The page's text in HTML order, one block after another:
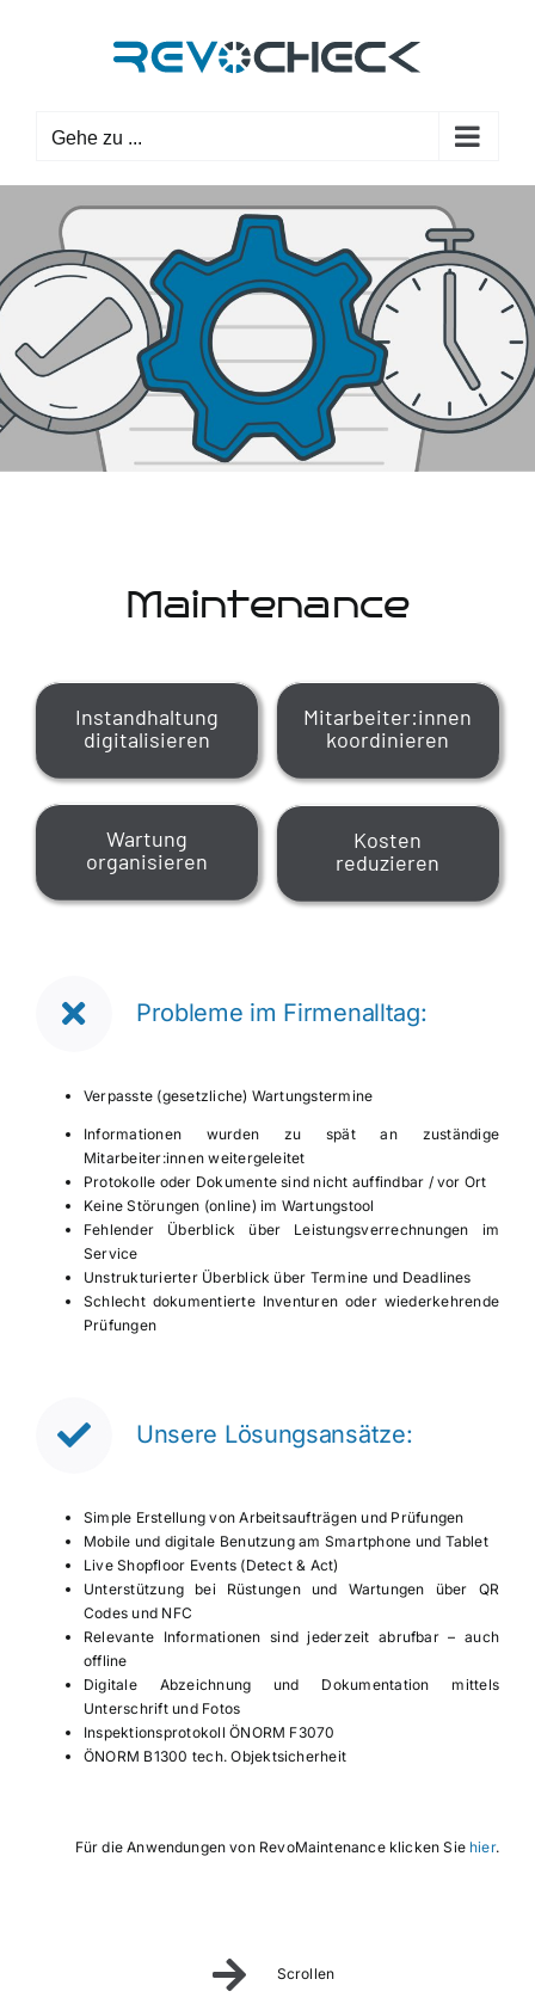
Gehe zu ...
Maintenance
Instandhaltung
digitalisieren
Mitarbeiter:innen
koordinieren
Wartung
organisieren
Kosten
reduzieren
Probleme im Firmenalltag:
Verpasste (gesetzliche) Wartungstermine
Informationen wurden zu spät an zuständige
Mitarbeiter:innen weitergeleitet
Protokolle oder Dokumente sind nicht auffindbar / vor Ort
Keine Störungen (online) im Wartungstool
Fehlender Überblick über Leistungsverrechnungen im
Service
Unstrukturierter Überblick über Termine und Deadlines
Schlecht dokumentierte Inventuren oder wiederkehrende
Prüfungen
Unsere Lösungsansätze:
Simple Erstellung von Arbeitsaufträgen und Prüfungen
Mobile und digitale Benutzung am Smartphone und Tablet
Live Shopfloor Events (Detect & Act)
Unterstützung bei Rüstungen und Wartungen über QR
Codes und NFC
Relevante Informationen sind jederzeit abrufbar – auch
offline
Digitale Abzeichnung und Dokumentation mittels
Unterschrift und Fotos
Inspektionsprotokoll ÖNORM F3070
ÖNORM B1300 tech. Objektsicherheit
Für die Anwendungen von RevoMaintenance klicken Sie hier.
Scrollen